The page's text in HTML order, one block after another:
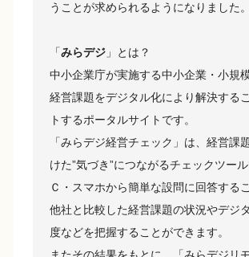
うことが求められるようになりました。
「みらデジ 」とは？
中小企業庁が実施する中小企業・小規
経営課題をデジタル化により解決する
トするポータルサイトです。
「みらデジ経営チェック」は、経営
けた”気づき”につながるチェックツー
Ｃ・スマホから簡単な設問に回答する
他社と比較した経営課題の状況やデジ
度などを把握することができます。